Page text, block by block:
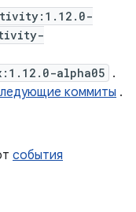
alpha05 .
коммиты .
события